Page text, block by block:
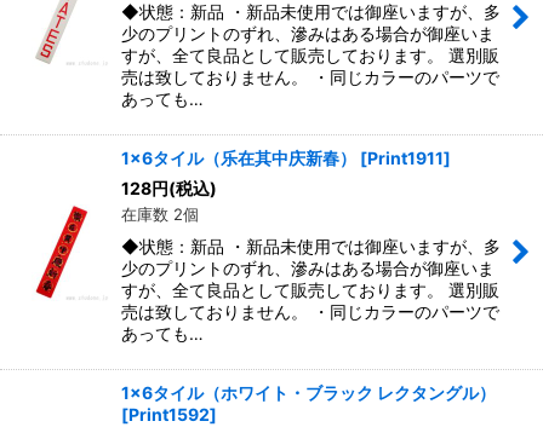
◆状態：新品 ・新品未使用では御座いますが、多
少のプリントのずれ、滲みはある場合が御座いま
すが、全て良品として販売しております。 選別販
売は致しておりません。 ・同じカラーのパーツで
あっても…
1x6タイル（乐在其中庆新春） [Print1911]
128円(税込)
在庫数 2個
◆状態：新品 ・新品未使用では御座いますが、多
少のプリントのずれ、滲みはある場合が御座いま
すが、全て良品として販売しております。 選別販
売は致しておりません。 ・同じカラーのパーツで
あっても…
1x6タイル（ホワイト・ブラック レクタングル）
[Print1592]